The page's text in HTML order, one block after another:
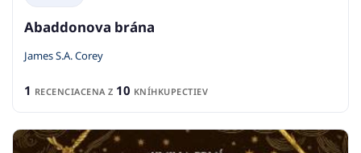
Abaddonova brána
James S.A. Corey
1 RECENCIACENA Z 10 KNÍHKUPECTIEV